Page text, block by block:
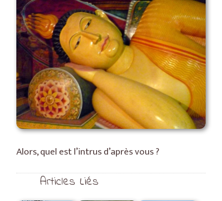
Alors, quel est l’intrus d’après vous ?
Articles Liés